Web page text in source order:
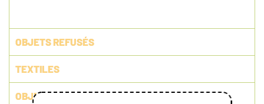
OBJETS REFUSÉS
TEXTILES
OBJETS ELECTRIQUES / ELECTRONIQUES